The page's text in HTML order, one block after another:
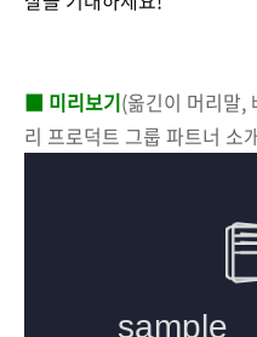
■ 미리보기(옮긴이 머리말,
리 프로덕트 그룹 파트너 소